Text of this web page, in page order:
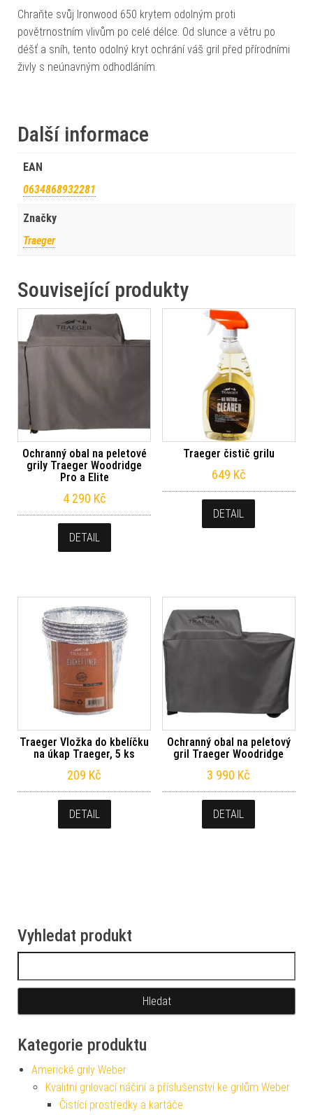
Chraňte svůj Ironwood 650 krytem odolným proti
povětrnostním vlivům po celé délce. Od slunce a větru po
déšť a sníh, tento odolný kryt ochrání váš gril před přírodními
živly s neúnavným odhodláním.
Další informace
EAN
0634868932281
Značky
Traeger
Související produkty
Ochranný obal na peletové
grily Traeger Woodridge
Pro a Elite
4 290 Kč
DETAIL
Traeger čistič grilu
649 Kč
DETAIL
Traeger Vložka do kbelíčku
na úkap Traeger, 5 ks
209 Kč
DETAIL
Ochranný obal na peletový
gril Traeger Woodridge
3 990 Kč
DETAIL
Vyhledat produkt
Kategorie produktu
Americké grily Weber
Kvalitní grilovací náčiní a příslušenství ke grilům Weber
Čistící prostředky a kartáče